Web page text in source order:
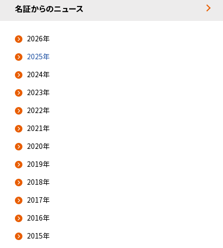
名証からのニュース
2026年
2025年
2024年
2023年
2022年
2021年
2020年
2019年
2018年
2017年
2016年
2015年